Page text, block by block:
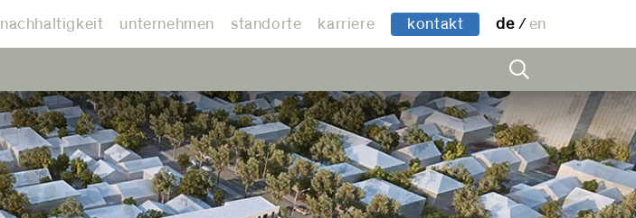
nachhaltigkeit unternehmen standorte karriere kontakt de en